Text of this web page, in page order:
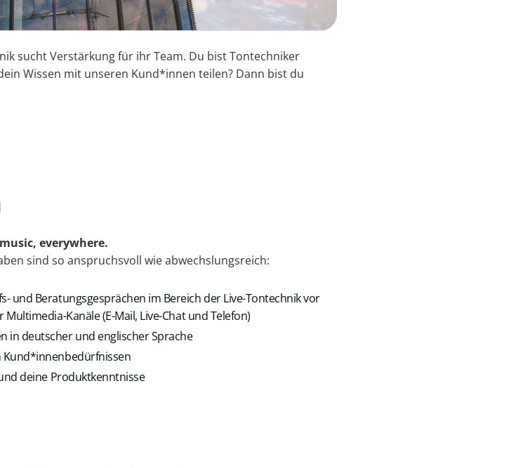
sucht Verstärkung für ihr Team. Du bist Tontechniker
Wissen mit unseren Kund*innen teilen? Dann bist du
everywhere.
sind so anspruchs­voll wie abwechs­lungsreich:
und Beratungsgesprächen im Bereich der Live-Tontechnik vor
Kanäle (E-Mail, Live-Chat und Telefon)
in deutscher und englischer Sprache
Kund*innenbedürfnissen
deine Produktkenntnisse